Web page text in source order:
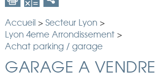
Accueil > Secteur Lyon >
Lyon 4eme Arrondissement >
Achat parking / garage
GARAGE A VENDRE